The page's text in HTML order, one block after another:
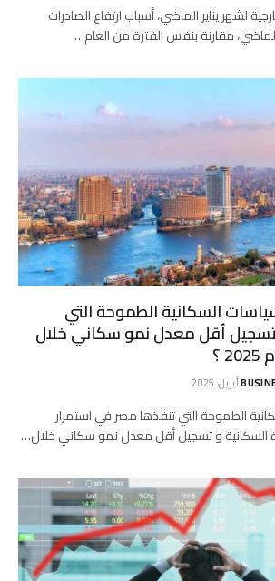
لشهر يناير الماضي، أسباب ارتفاع الصادرات
مقارنة بنفس الفترة من العام…
السكانية الطموحة التي
أقل معدل نمو سكاني خلال
الطموحة التي تنفذها مصر في استمرار
السكانية و تسجيل أقل معدل نمو سكاني خلال…